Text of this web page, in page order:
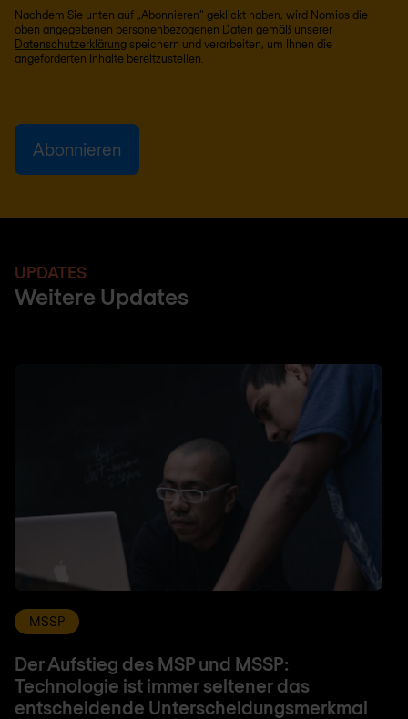
Nachdem Sie unten auf „Abonnieren“ geklickt haben, wird Nomios die
oben angegebenen personenbezogenen Daten gemäß unserer
Datenschutzerklärung speichern und verarbeiten, um Ihnen die
angeforderten Inhalte bereitzustellen.
UPDATES
Weitere Updates
MSSP
Der Aufstieg des MSP und MSSP:
Technologie ist immer seltener das
entscheidende Unterscheidungsmerkmal